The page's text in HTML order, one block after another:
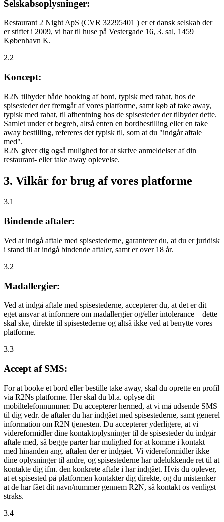
Selskabsoplysninger:
Restaurant 2 Night ApS (CVR 32295401 ) er et dansk selskab der
er stiftet i 2009, vi har til huse på Vestergade 16, 3. sal, 1459
København K.
2.2
Koncept:
R2N tilbyder både booking af bord, typisk med rabat, hos de
spisesteder der fremgår af vores platforme, samt køb af take away,
typisk med rabat, til afhentning hos de spisesteder der tilbyder dette.
Samlet under et begreb, altså enten en bordbestilling eller en take
away bestilling, refereres det typisk til, som at du "indgår aftale
med".
R2N giver dig også mulighed for at skrive anmeldelser af din
restaurant- eller take away oplevelse.
3. Vilkår for brug af vores platforme
3.1
Bindende aftaler:
Ved at indgå aftale med spisestederne, garanterer du, at du er juridisk
i stand til at indgå bindende aftaler, samt er over 18 år.
3.2
Madallergier:
Ved at indgå aftale med spisestederne, accepterer du, at det er dit
eget ansvar at informere om madallergier og/eller intolerance – dette
skal ske, direkte til spisestederne og altså ikke ved at benytte vores
platforme.
3.3
Accept af SMS:
For at booke et bord eller bestille take away, skal du oprette en profil
via R2Ns platforme. Her skal du bl.a. oplyse dit
mobiltelefonnummer. Du accepterer hermed, at vi må udsende SMS
til dig vedr. de aftaler du har indgået med spisestederne, samt generel
information om R2N tjenesten. Du accepterer yderligere, at vi
videreformidler dine kontaktoplysninger til de spisesteder du indgår
aftale med, så begge parter har mulighed for at komme i kontakt
med hinanden ang. aftalen der er indgået. Vi videreformidler ikke
dine oplysninger til andre, og spisestederne har udelukkende ret til at
kontakte dig ifm. den konkrete aftale i har indgået. Hvis du oplever,
at et spisested på platformen kontakter dig direkte, og du mistænker
at de har fået dit navn/nummer gennem R2N, så kontakt os venligst
straks.
3.4